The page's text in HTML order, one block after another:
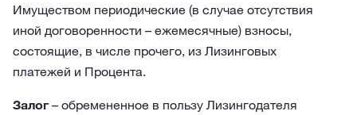
Имуществом периодические (в случае отсутствия
иной договоренности – ежемесячные) взносы,
состоящие, в числе прочего, из Лизинговых
платежей и Процента.
Залог– обремененное в пользу Лизингодателя